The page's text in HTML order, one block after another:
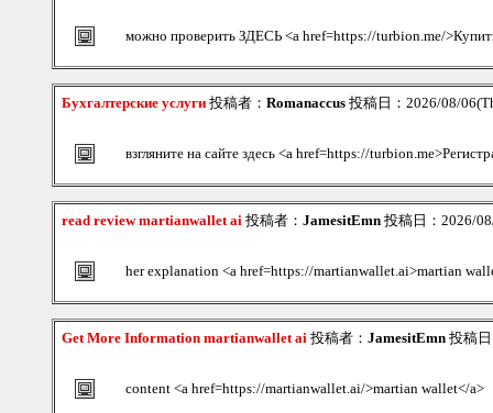
можно проверить ЗДЕСЬ <a href=https://turbion.me/
Бухгалтерские услуги 投稿者： Romanaccus 投稿日：2026/08/
взгляните на сайте здесь <a href=https://
read review martianwallet ai 投稿者： JamesitEmn 投稿日：2026/
her explanation <a href=https://martianwallet.ai>martian
Get More Information martianwallet ai 投稿者： JamesitEmn 投稿
content <a href=https://martianwallet.ai/>martian wallet</a>